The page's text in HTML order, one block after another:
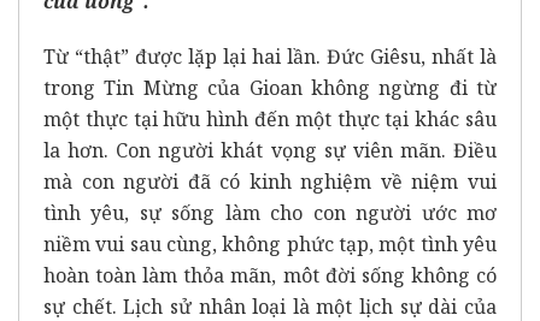
Từ “thật” được lặp lại hai lần. Đức Giêsu, nhất là
trong Tin Mừng của Gioan không ngừng đi từ
một thực tại hữu hình đến một thực tại khác sâu
la hơn. Con người khát vọng sự viên mãn. Điều
mà con người đã có kinh nghiệm về niệm vui
tình yêu, sự sống làm cho con người ước mơ
niềm vui sau cùng, không phức tạp, một tình yêu
hoàn toàn làm thỏa mãn, môt đời sống không có
sự chết. Lịch sử nhân loại là một lịch sự dài của